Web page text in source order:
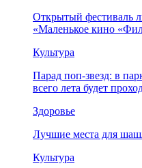
Открытый фестиваль
«Маленькое кино
Культура
Парад поп-звезд: в
всего лета будет
Здоровье
Лучшие места для
Культура